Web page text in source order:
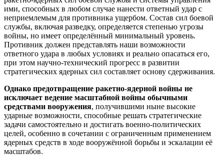
ими, способных в любом случае нанести ответный удар с
неприемлемым для противника ущербом. Состав сил боевой
службы, включая разведку, определяется степенью угрозы
войны, но имеет определённый минимальный уровень.
Противник должен представлять наши возможности
ответного удара в любых условиях и реально опасаться его,
при этом научно-технический прогресс в развитии
стратегических ядерных сил составляет основу сдерживания.
Однако предотвращение ракетно-ядерной войны не
исключает ведение масштабной войны обычными
средствами вооружения, получившими ныне высокие
ударные возможности, способные решать стратегические
задачи самостоятельно и достигать военно-политических
целей, особенно в сочетании с ограниченным применением
ядерных средств в ходе вооружённой борьбы и эскалации её
масштабов.